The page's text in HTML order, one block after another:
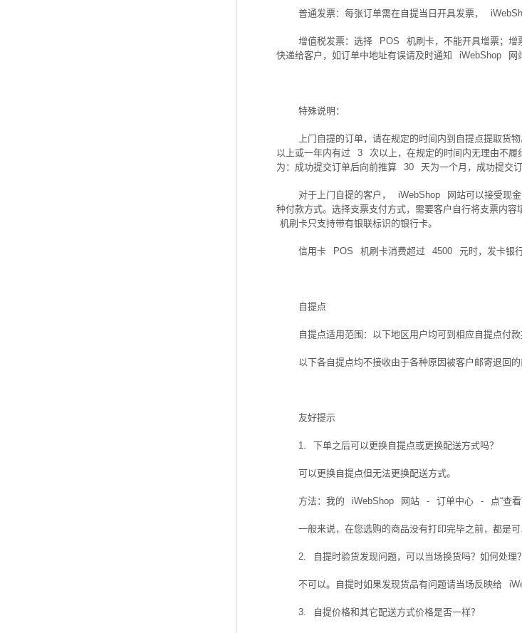
普通发票：每张订单需在自提当日开具发票，
增值税发票：选择 POS 机刷卡，不能开具增票；增
快递给客户，如订单中地址有误请及时通知
iWebShop 网
特殊说明：
上门自提的订单，请在规定的时间内到自提点提取货
以上或一年内有过
3 次以上，在规定的时间内无理由不履
为：成功提交订单后向前推算
30 天为一个月，成功提交
对于上门自提的客户， iWebShop 网站可以接受现
种付款方式。选择支票支付方式，需要客户自行将支票内容
机刷卡只支持带有银联标识的银行卡。
信用卡 POS 机刷卡消费超过 4500 元时，发卡银
自提点
自提点适用范围：以下地区用户均可到相应自提点付
以下各自提点均不接收由于各种原因被客户邮寄退回
友好提示
1. 下单之后可以更换自提点或更换配送方式吗？
可以更换自提点但无法更换配送方式。
方法：我的 iWebShop 网站 - 订单中心 - 点“查看
一般来说，在您选购的商品没有打印完毕之前，都是可
2. 自提时验货发现问题，可以当场换货吗？如何处理？
不可以。自提时如果发现货品有问题请当场反映给
3. 自提价格和其它配送方式价格是否一样？